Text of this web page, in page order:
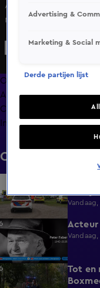
Agenten trokken
melding over een
op zich gericht.
politie waarschuwt
Overzicht
Afleveringen
Clips
Info
Clips
Vandaag,
0:59 Acteur
Vandaag,
0:36
Tot en
Advertising &
Marketing & Social
Derde partijen lijst